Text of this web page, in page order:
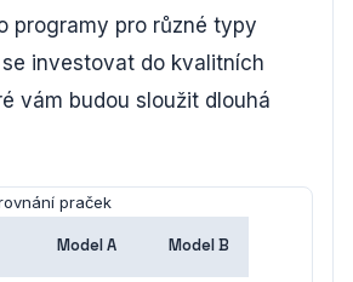
programy pro různé typy
investovat do kvalitních
vám budou sloužit dlouhá
praček
Model A Model B